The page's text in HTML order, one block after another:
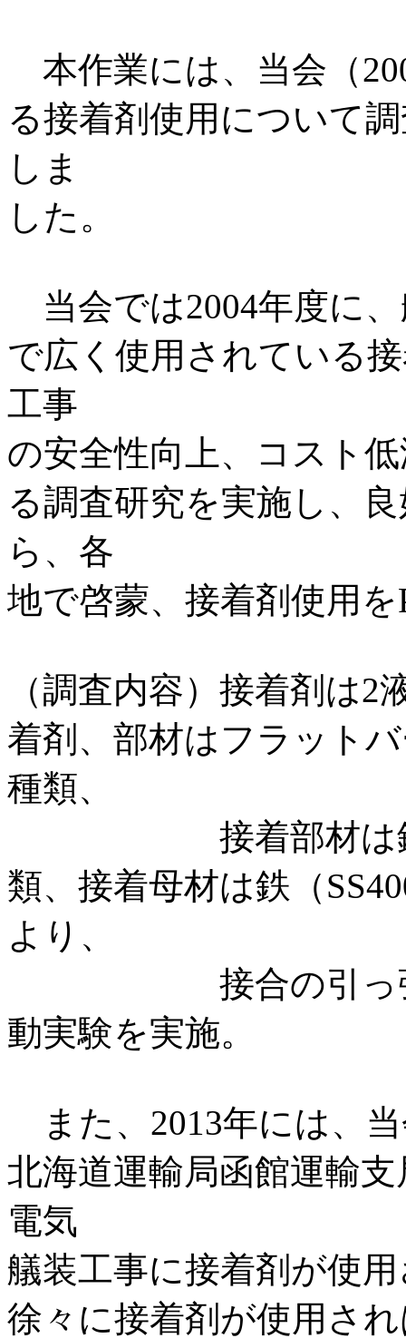
本作業には、当会（
る接着剤使用について
しま
した。
当会では2004年度に
で広く使用されている
工事
の安全性向上、コスト
る調査研究を実施し、
ら、各
地で啓蒙、接着剤使用
（調査内容）接着剤は
着剤、部材はフラット
種類、
接着部材は鉄（
類、接着母材は鉄（
より、
接合の引っ張り
動実験を実施。
また、2013年には、
北海道運輸局函館運輸
電気
艤装工事に接着剤が使
徐々に接着剤が使用さ